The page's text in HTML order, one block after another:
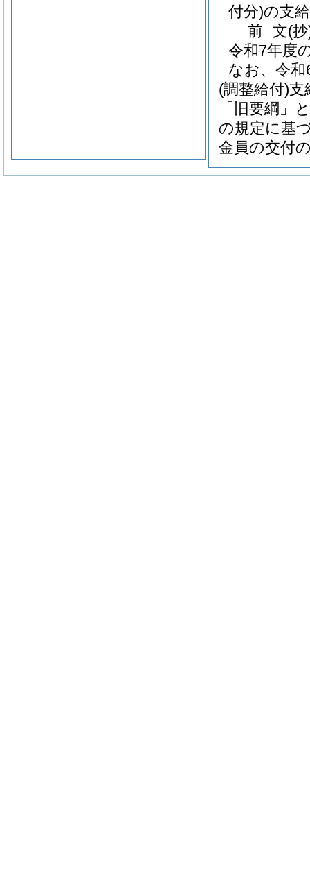
付分)の支
前文(
令和7年度
なお、令
(調整給付)支
「旧要綱」
の規定に基
金員の交付